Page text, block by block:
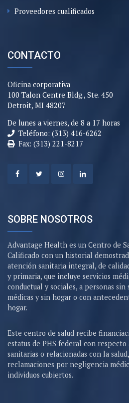
Proveedores cualificados
CONTACTO
Oficina corporativa
100 Talon Centre Bldg., Ste. 450
Detroit, MI 48207
De lunes a viernes, de 8 a 17 horas
Teléfono: (313) 416-6262
Fax: (313) 221-8217
SOBRE NOSOTROS
Advantage Health es un Centro de
Calificado con un historial
atención sanitaria integral, de
y primaria, que incluye servicios
conductual y sociales, a personas sin
médicas y sin hogar o con
hogar.
Este centro de salud recibe
estatus de PHS federal con
sanitarias o relacionadas con la
reclamaciones por negligencia
individuos cubiertos.